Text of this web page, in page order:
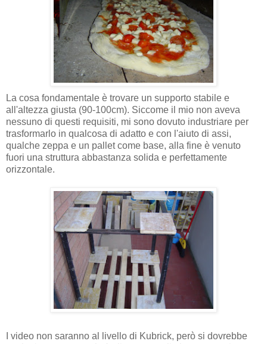
La cosa fondamentale è trovare un supporto stabile e
all'altezza giusta (90-100cm). Siccome il mio non aveva
nessuno di questi requisiti, mi sono dovuto industriare per
trasformarlo in qualcosa di adatto e con l'aiuto di assi,
qualche zeppa e un pallet come base, alla fine è venuto
fuori una struttura abbastanza solida e perfettamente
orizzontale.
I video non saranno al livello di Kubrick, però si dovrebbe